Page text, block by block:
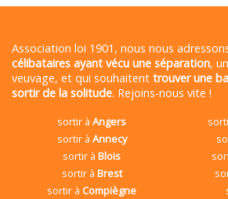
Association loi 1901, nous nous
célibataires ayant vécu une séparation,
veuvage, et qui souhaitent trouver une
sortir de la solitude. Rejoins-nous vite !
sortir àAngers
sortir à Annecy
sortir àBlois
sortir à Brest
sortir à Compiègne